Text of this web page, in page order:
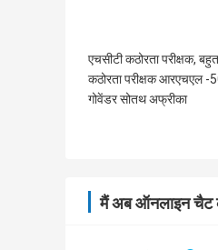
एचसीटी कठोरता परीक्षक,
कठोरता परीक्षक आरएचएल
गोवेंडर सोतथ अफ्रीका
मैं अब ऑनलाइन चैट